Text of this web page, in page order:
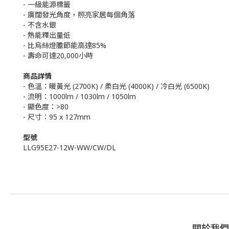
- 一級能源標籤
- 廣闊發光角度，照亮家居每個角落
- 不含水銀
- 熱能釋出量低
- 比烏絲燈膽節能高達85%
- 壽命可達20,000小時
商品詳情
- 色溫：暖黃光 (2700K) / 柔白光 (4000K) / 冷白光 (6500K)
- 流明：1000lm / 1030lm / 1050lm
- 顯色度：>80
- 尺寸：95 x 127mm
型號
LLG95E27-12W-WW/CW/DL